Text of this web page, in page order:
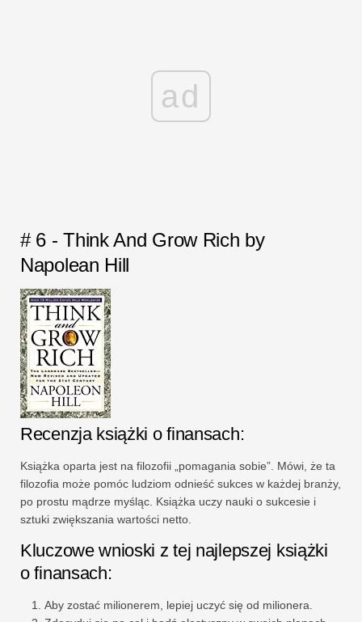
ad
# 6 - Think And Grow Rich by
Napolean Hill
Recenzja książki o finansach:
Książka oparta jest na filozofii „pomagania sobie”. Mówi, że ta
filozofia może pomóc ludziom odnieść sukces w każdej branży,
po prostu mądrze myśląc. Książka uczy nauki o sukcesie i
sztuki zwiększania wartości netto.
Kluczowe wnioski z tej najlepszej książki
o finansach:
Aby zostać milionerem, lepiej uczyć się od milionera.